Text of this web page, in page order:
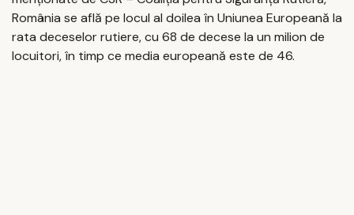
România se află pe locul al doilea în Uniunea Europeană la
rata deceselor rutiere, cu 68 de decese la un milion de
locuitori, în timp ce media europeană este de 46.